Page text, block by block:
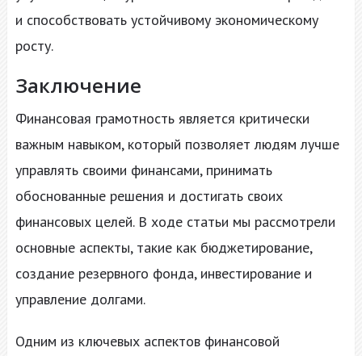
и способствовать устойчивому экономическому
росту.
Заключение
Финансовая грамотность является критически
важным навыком, который позволяет людям лучше
управлять своими финансами, принимать
обоснованные решения и достигать своих
финансовых целей. В ходе статьи мы рассмотрели
основные аспекты, такие как бюджетирование,
создание резервного фонда, инвестирование и
управление долгами.
Одним из ключевых аспектов финансовой